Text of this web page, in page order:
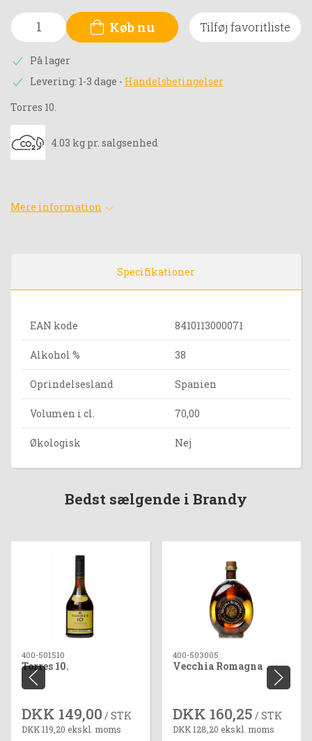
Køb nu Tilføj favoritliste
På lager
Levering: 1-3 dage - Handelsbetingelser
Torres 10.
4.03 kg pr. salgsenhed
Mere information
Specifikationer
EAN kode 8410113000071
Alkohol % 38
Oprindelsesland Spanien
Volumen i cl. 70,00
Økologisk Nej
Bedst sælgende i Brandy
400-501510
Torres 10.
DKK 149,00 / STK
DKK 119,20 ekskl. moms
400-503005
Vecchia Romagna
DKK 160,25 / STK
DKK 128,20 ekskl. moms